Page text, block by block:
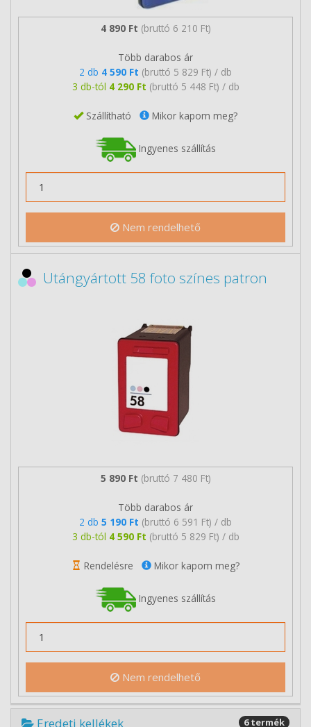
4 890 Ft (bruttó 6 210 Ft)
Több darabos ár
2 db 4 590 Ft (bruttó 5 829 Ft) / db
3 db-tól 4 290 Ft (bruttó 5 448 Ft) / db
Szállítható Mikor kapom meg?
Ingyenes szállítás
Nem rendelhető
Utángyártott 58 foto színes patron
5 890 Ft (bruttó 7 480 Ft)
Több darabos ár
2 db 5 190 Ft (bruttó 6 591 Ft) / db
3 db-tól 4 590 Ft (bruttó 5 829 Ft) / db
Rendelésre Mikor kapom meg?
Ingyenes szállítás
Nem rendelhető
Eredeti kellékek 6 termék